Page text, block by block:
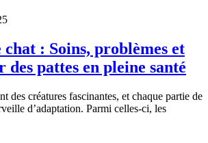
chat : Soins, problèmes et
des pattes en pleine santé
des créatures fascinantes, et chaque partie de
d’adaptation. Parmi celles-ci, les